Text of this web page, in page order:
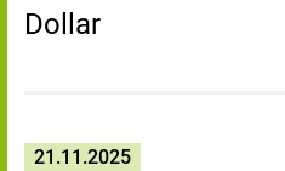
Dollar
21.11.2025